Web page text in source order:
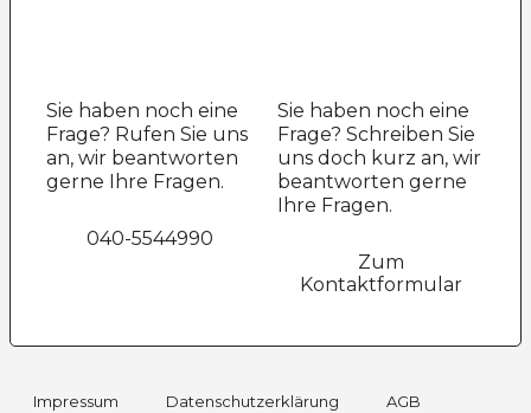
Sie haben noch eine
Frage? Rufen Sie uns
an, wir beantworten
gerne Ihre Fragen.
040-5544990
Sie haben noch eine
Frage? Schreiben Sie
uns doch kurz an, wir
beantworten gerne
Ihre Fragen.
Zum
Kontaktformular
Impressum Datenschutz­erklärung
AGB